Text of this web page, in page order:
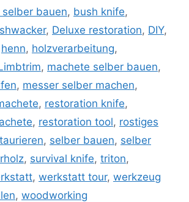
bauen, bush knife,
, Deluxe restoration, DIY,
henn, holzverarbeitung,
, machete selber bauen,
, messer selber machen,
, restoration knife,
, restoration tool, rostiges
, selber bauen, selber
, survival knife, triton,
, werkstatt tour, werkzeug
, woodworking